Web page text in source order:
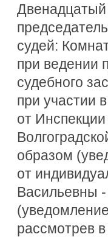
Двенадцатый
судей:
при ведении
судебного
при участии
от
образом
от
Васильевны
рассмотрев